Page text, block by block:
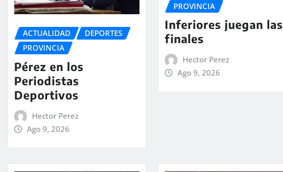
ACTUALIDAD
DEPORTES
PROVINCIA
Pérez en los
Periodistas
Deportivos
Hector Perez
Ago 9, 2026
PROVINCIA
Inferiores juegan las
finales
Hector Perez
Ago 9, 2026